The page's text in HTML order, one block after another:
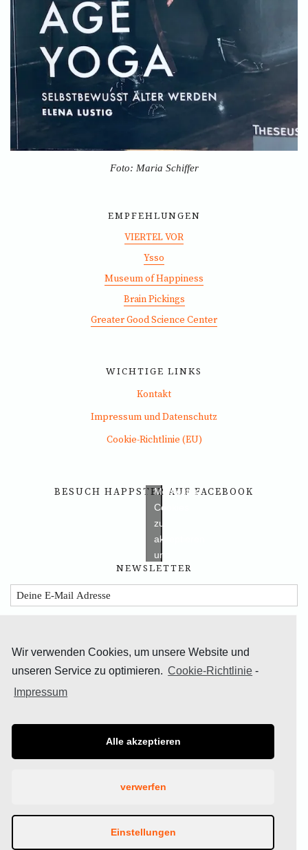
Foto: Maria Schiffer
EMPFEHLUNGEN
VIERTEL VOR
Ysso
Museum of Happiness
Brain Pickings
Greater Good Science Center
WICHTIGE LINKS
Kontakt
Impressum und Datenschutz
Cookie-Richtlinie (EU)
BESUCH HAPPSTER AUF FACEBOOK
Bitte
klicken,
Marketing-
Cookies
zu
akzeptieren
und
diesen
inhalt
NEWSLETTER
© 2019 Bettina Homann | Blogbau Nadine Binias |
Wir verwenden Cookies, um unsere Website und
unseren Service zu optimieren. Cookie-Richtlinie -
Impressum
Alle akzeptieren
verwerfen
Einstellungen